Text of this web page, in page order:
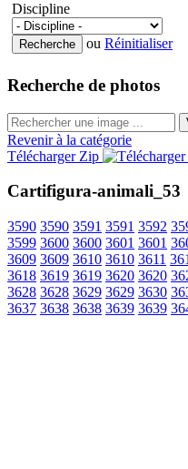
Discipline
ou Réinitialiser
Recherche de photos
Revenir à la catégorie
Télécharger Zip
Cartifigura-animali_53
3590 3590 3591 3591 3592
3599 3600 3600 3601 3601
3609 3609 3610 3610 3611
3618 3619 3619 3620 3620
3628 3628 3629 3629 3630
3637 3638 3638 3639 3639